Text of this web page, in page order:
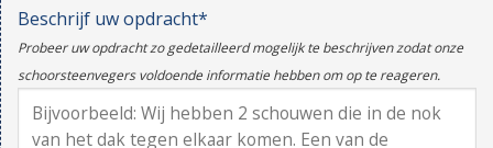
Beschrijf uw opdracht*
Probeer uw opdracht zo gedetailleerd mogelijk te beschrijven zodat onze
schoorsteenvegers voldoende informatie hebben om op te reageren.